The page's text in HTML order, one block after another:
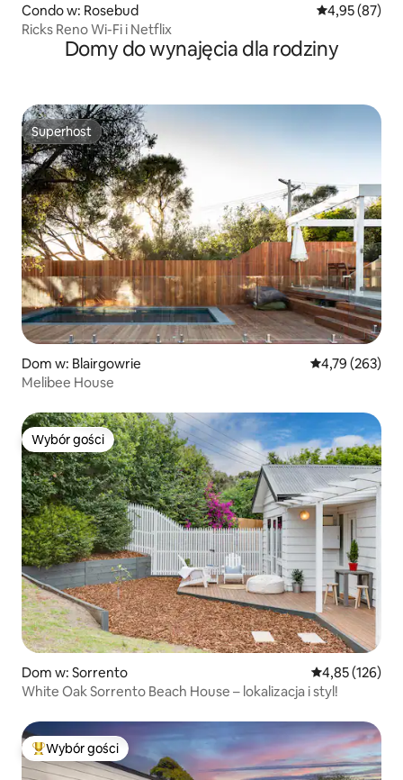
Condo w: Rosebud Średnia
4,95 (87)
Ricks Reno Wi-Fi i Netflix
Domy do wynajęcia dla rodziny
Superhost
Superhost
Dom w: Blairgowrie Średnia
4,79 (263)
Melibee House
Wybór gości
Wybór gości
Dom w: Sorrento Średnia
4,85 (126)
White Oak Sorrento Beach House – lokalizacja i styl!
Najpopularniejsze z kategorii Wybór gości
Wybór gości